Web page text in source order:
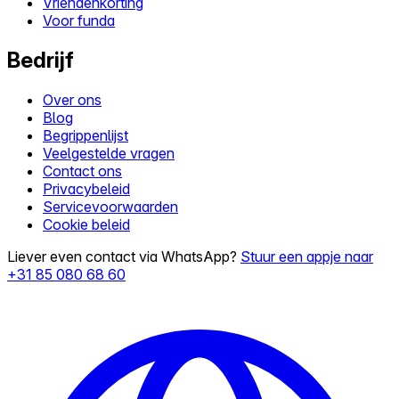
Voor funda
Bedrijf
Over ons
Blog
Begrippenlijst
Veelgestelde vragen
Contact ons
Privacybeleid
Servicevoorwaarden
Cookie beleid
Liever even contact via WhatsApp? Stuur een appje naar
+31 85 080 68 60